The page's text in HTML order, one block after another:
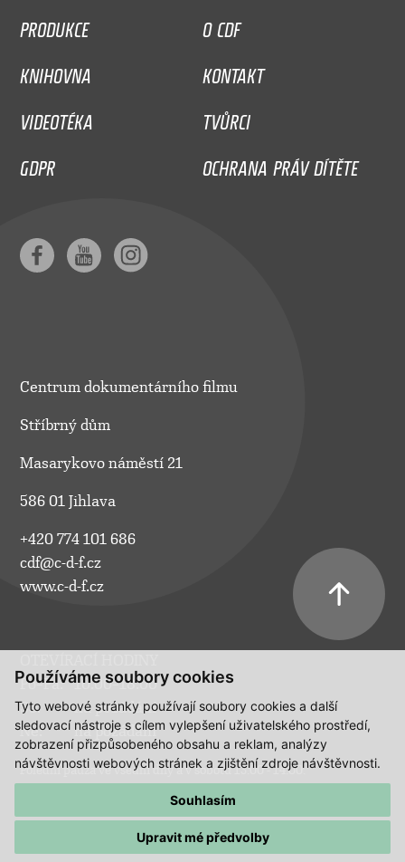
Používáme soubory cookies
Tyto webové stránky používají soubory cookies a další
sledovací nástroje s cílem vylepšení uživatelského prostředí,
zobrazení přizpůsobeného obsahu a reklam, analýzy
návštěvnosti webových stránek a zjištění zdroje návštěvnosti.
Souhlasím
Upravit mé předvolby
PRODUKCE
O CDF
KNIHOVNA
KONTAKT
VIDEOTÉKA
TVŮRCI
GDPR
OCHRANA PRÁV DÍTĚTE
Centrum dokumentárního filmu
Stříbrný dům
Masarykovo náměstí 21
586 01 Jihlava
+420 774 101 686
cdf@c-d-f.cz
www.c-d-f.cz
Po–Pá:
10.00–18.00
So:
na požádání
Ne:
na požádání
Polední pauza ve všední dny a v sobotu 13:00 - 14:00.